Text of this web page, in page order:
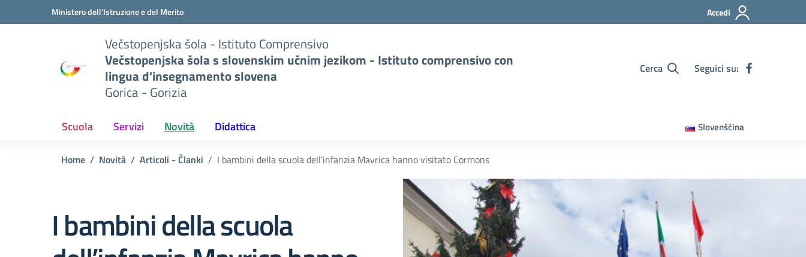
Vai ai contenuti
Vai al menu di navigazioneMinistero dell'Istruzione e del Merito Accedi
Večstopenjska šola - Istituto Comprensivo
Večstopenjska šola s slovenskim učnim jezikom - Istituto comprensivo con
lingua d'insegnamento slovena
Gorica - Gorizia
Cerca Seguici su:
Scuola Servizi Novità Didattica Slovenščina
Home Novità Articoli - Članki I bambini della scuola dell’infanzia Mavrica hanno visitato Cormons
I bambini della scuola